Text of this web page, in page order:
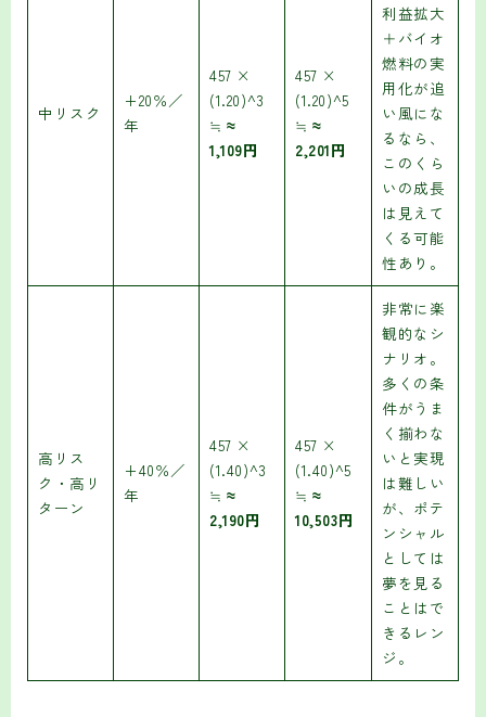
中リスク
+20％／
年
457 ×
(1.20)^3
≒≈
1,109円
457 ×
(1.20)^5
≒≈
2,201円
利益拡大
＋バイオ
燃料の実
用化が追
い風にな
るなら、
このくら
いの成長
は見えて
くる可能
性あり。
高リス
ク・高リ
ターン
+40％／
年
457 ×
(1.40)^3
≒≈
2,190円
457 ×
(1.40)^5
≒≈
10,503円
非常に楽
観的なシ
ナリオ。
多くの条
件がうま
く揃わな
いと実現
は難しい
が、ポテ
ンシャル
としては
夢を見る
ことはで
きるレン
ジ。